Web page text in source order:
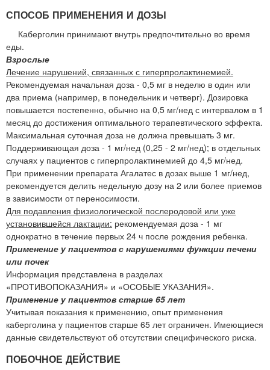
СПОСОБ ПРИМЕНЕНИЯ И ДОЗЫ
Каберголин принимают внутрь предпочтительно во время
еды.
Взрослые
Лечение нарушений, связанных с гиперпролактинемией.
Рекомендуемая начальная доза - 0,5 мг в неделю в один или
два приема (например, в понедельник и четверг). Дозировка
повышается постепенно, обычно на 0,5 мг/нед с интервалом в 1
месяц до достижения оптимального терапевтического эффекта.
Максимальная суточная доза не должна превышать 3 мг.
Поддерживающая доза - 1 мг/нед (0,25 - 2 мг/нед); в отдельных
случаях у пациентов с гиперпролактинемией до 4,5 мг/нед.
При применении препарата Агалатес в дозах выше 1 мг/нед,
рекомендуется делить недельную дозу на 2 или более приемов
в зависимости от переносимости.
Для подавления физиологической послеродовой или уже
установившейся лактации: рекомендуемая доза - 1 мг
однократно в течение первых 24 ч после рождения ребенка.
Применение у пациентов с нарушениями функции печени
или почек
Информация представлена в разделах
«ПРОТИВОПОКАЗАНИЯ» и «ОСОБЫЕ УКАЗАНИЯ».
Применение у пациентов старше 65 лет
Учитывая показания к применению, опыт применения
каберголина у пациентов старше 65 лет ограничен. Имеющиеся
данные свидетельствуют об отсутствии специфического риска.
ПОБОЧНОЕ ДЕЙСТВИЕ